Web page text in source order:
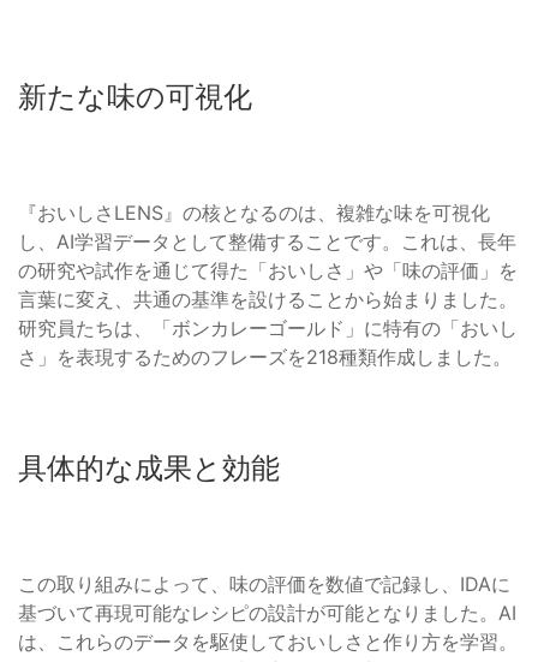
新たな味の可視化
『おいしさLENS』の核となるのは、複雑な味を可視化
し、AI学習データとして整備することです。これは、長年
の研究や試作を通じて得た「おいしさ」や「味の評価」を
言葉に変え、共通の基準を設けることから始まりました。
研究員たちは、「ボンカレーゴールド」に特有の「おいし
さ」を表現するためのフレーズを218種類作成しました。
具体的な成果と効能
この取り組みによって、味の評価を数値で記録し、IDAに
基づいて再現可能なレシピの設計が可能となりました。AI
は、これらのデータを駆使しておいしさと作り方を学習。